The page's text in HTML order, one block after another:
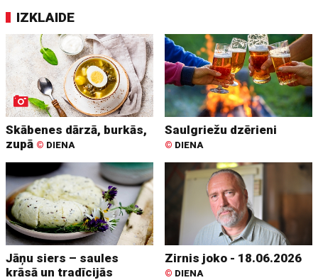
IZKLAIDE
Skābenes dārzā, burkās,
zupā © DIENA
Saulgriežu dzērieni
© DIENA
Jāņu siers – saules
krāsā un tradīcijās
Zirnis joko - 18.06.2026
© DIENA